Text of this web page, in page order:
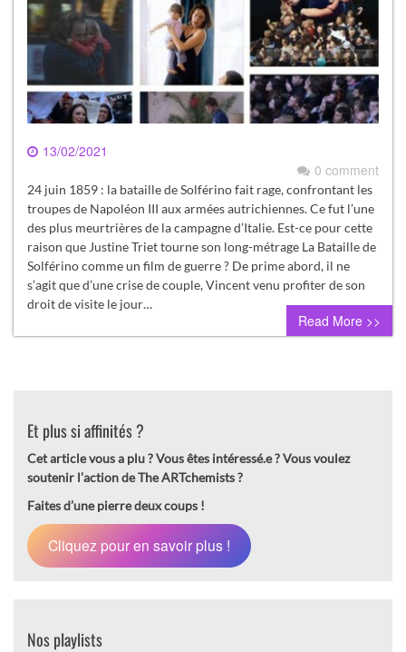
13/02/2021
0 comment
24 juin 1859 : la bataille de Solférino fait rage, confrontant les
troupes de Napoléon III aux armées autrichiennes. Ce fut l’une
des plus meurtrières de la campagne d’Italie. Est-ce pour cette
raison que Justine Triet tourne son long-métrage La Bataille de
Solférino comme un film de guerre ? De prime abord, il ne
s’agit que d’une crise de couple, Vincent venu profiter de son
droit de visite le jour…
Read More >>
Et plus si affinités ?
Cet article vous a plu ? Vous êtes intéressé.e ?Vous voulez
soutenir l’action de The ARTchemists ?
Faites d’une pierre deux coups !
Cliquez pour en savoir plus !
Nos playlists